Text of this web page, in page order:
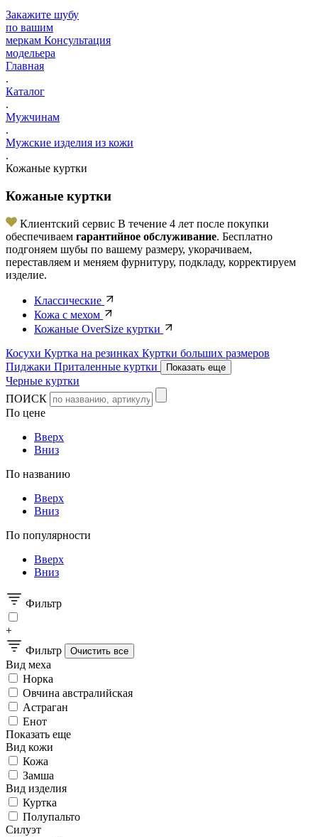
Закажите шубу
по вашим
меркам Консультация
модельера
Главная
.
Каталог
.
Мужчинам
.
Мужские изделия из кожи
.
Кожаные куртки
Кожаные куртки
Клиентский сервис В течение 4 лет после покупки
обеспечиваем гарантийное обслуживание. Бесплатно
подгоняем шубы по вашему размеру, укорачиваем,
переставляем и меняем фурнитуру, подкладу, корректируем
изделие.
Классические
Кожа с мехом
Кожаные OverSize куртки
Косухи Куртка на резинках Куртки больших размеров
Пиджаки Приталенные куртки Показать еще
Черные куртки
ПОИСК
По цене
Вверх
Вниз
По названию
Вверх
Вниз
По популярности
Вверх
Вниз
Фильтр
+
Фильтр
Вид меха
Норка
Овчина австралийская
Астраган
Енот
Показать еще
Вид кожи
Кожа
Замша
Вид изделия
Куртка
Полупальто
Силуэт